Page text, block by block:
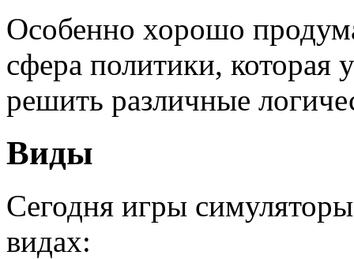
Особенно хорошо
сфера политики, которая
решить различные
Виды
Сегодня игры
видах: